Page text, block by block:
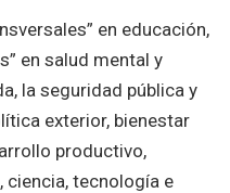
en educación,
en salud mental y
la seguridad pública y
exterior, bienestar
productivo,
ciencia, tecnología e